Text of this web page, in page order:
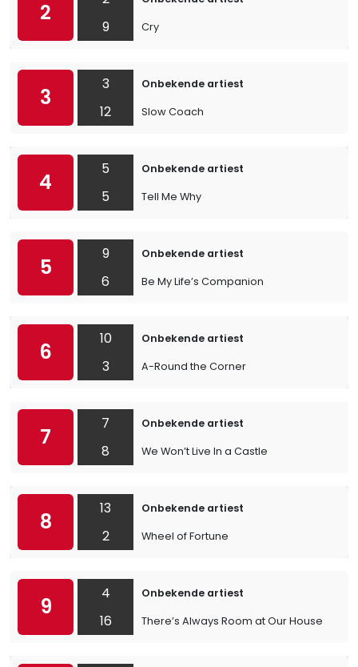
2
9
Cry
3
3
12
Onbekende artiest
Slow Coach
4
5
5
Onbekende artiest
Tell Me Why
5
9
6
Onbekende artiest
Be My Life’s Companion
6
10
3
Onbekende artiest
A-Round the Corner
7
7
8
Onbekende artiest
We Won’t Live In a Castle
8
13
2
Onbekende artiest
Wheel of Fortune
9
4
16
Onbekende artiest
There’s Always Room at Our House